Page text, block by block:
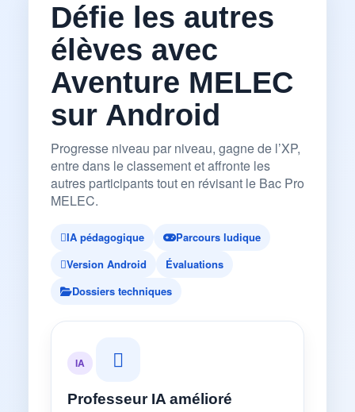
Défie les autres
élèves avec
Aventure MELEC
sur Android
Progresse niveau par niveau, gagne de l’XP,
entre dans le classement et affronte les
autres participants tout en révisant le Bac Pro
MELEC.
IA pédagogique
Parcours ludique
Version Android
Évaluations
Dossiers techniques
IA
Professeur IA amélioré